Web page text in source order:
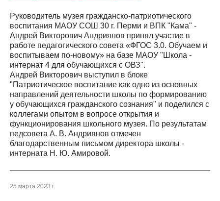
Руководитель музея гражданско-патриотического
воспитания МАОУ СОШ 30 г. Перми и ВПК "Кама" -
Андрей Викторович Андриянов принял участие в
работе педагогического совета «ФГОС 3.0. Обучаем и
воспитываем по-новому» на базе МАОУ "Школа -
интернат 4 для обучающихся с ОВЗ".
Андрей Викторович выступил в блоке
"Патриотическое воспитание как одно из основных
направлений деятельности школы по формированию
у обучающихся гражданского сознания" и поделился с
коллегами опытом в вопросе открытия и
функционирования школьного музея. По результатам
педсовета А. В. Андриянов отмечен
благодарственным письмом директора школы -
интерната Н. Ю. Амировой.
25 марта 2023 г.